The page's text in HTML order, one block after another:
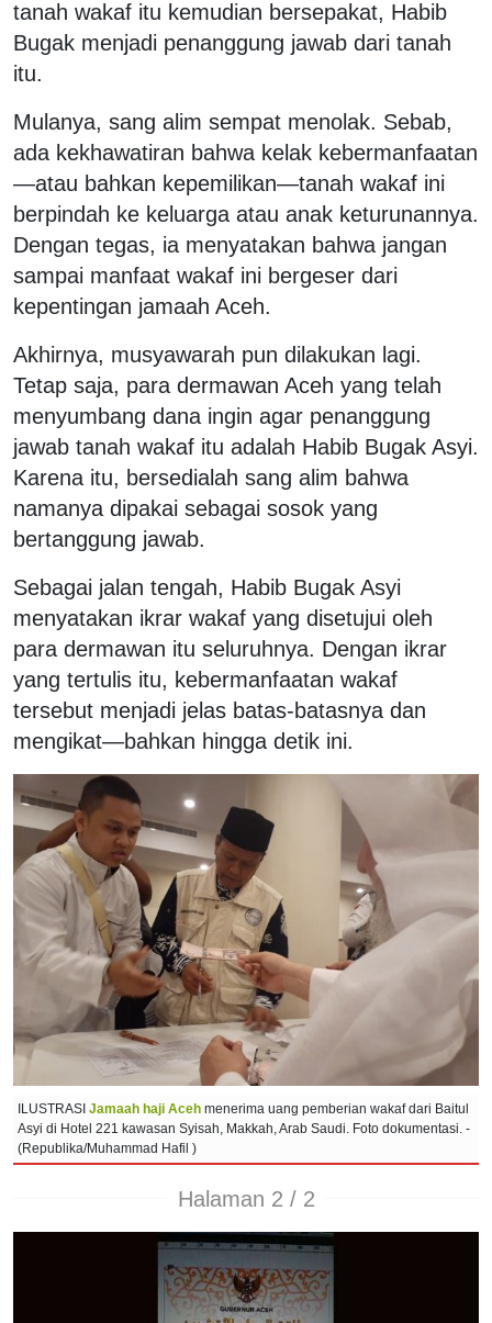
tanah wakaf itu kemudian bersepakat, Habib
Bugak menjadi penanggung jawab dari tanah
itu.
Mulanya, sang alim sempat menolak. Sebab,
ada kekhawatiran bahwa kelak kebermanfaatan
—atau bahkan kepemilikan—tanah wakaf ini
berpindah ke keluarga atau anak keturunannya.
Dengan tegas, ia menyatakan bahwa jangan
sampai manfaat wakaf ini bergeser dari
kepentingan jamaah Aceh.
Akhirnya, musyawarah pun dilakukan lagi.
Tetap saja, para dermawan Aceh yang telah
menyumbang dana ingin agar penanggung
jawab tanah wakaf itu adalah Habib Bugak Asyi.
Karena itu, bersedialah sang alim bahwa
namanya dipakai sebagai sosok yang
bertanggung jawab.
Sebagai jalan tengah, Habib Bugak Asyi
menyatakan ikrar wakaf yang disetujui oleh
para dermawan itu seluruhnya. Dengan ikrar
yang tertulis itu, kebermanfaatan wakaf
tersebut menjadi jelas batas-batasnya dan
mengikat—bahkan hingga detik ini.
ILUSTRASI Jamaah haji Aceh menerima uang pemberian wakaf dari Baitul
Asyi di Hotel 221 kawasan Syisah, Makkah, Arab Saudi. Foto dokumentasi. -
(Republika/Muhammad Hafil )
Halaman 2 / 2